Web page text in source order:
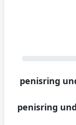
penisring
penisring